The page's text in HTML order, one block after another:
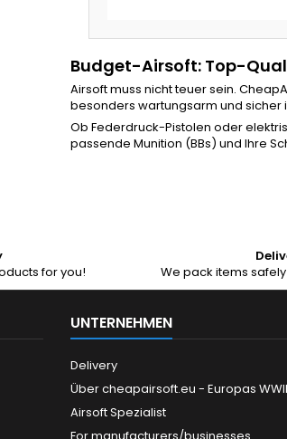
Budget-Airsoft: Top-
Airsoft muss nicht teuer sein.
besonders wartungsarm und sicher
Ob Federdruck-Pistolen oder
passende Munition (BBs) und Ihre
for you!
We pack items
UNTERNEHMEN
Delivery
Über cheapairsoft.eu - Europas WWII
Airsoft Spezialist
For manufacturers/businesses